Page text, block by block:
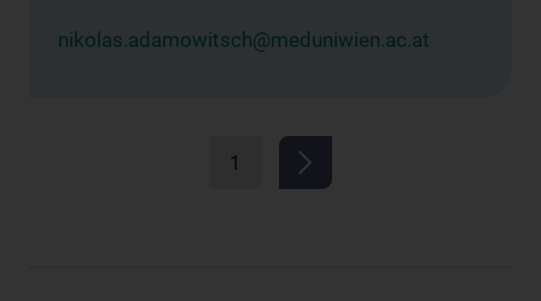
nikolas.adamowitsch@meduniwien.ac.at
1